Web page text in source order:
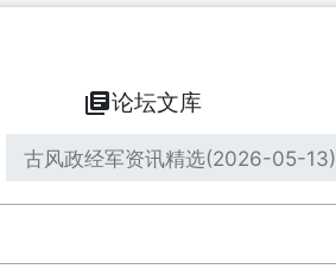
library_books论坛文库
古风政经军资讯精选(2026-05-13)